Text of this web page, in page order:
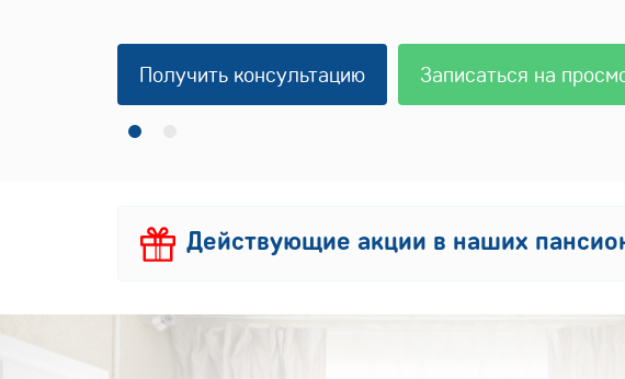
Получить консультацию Записаться на
Действующие акции в наших